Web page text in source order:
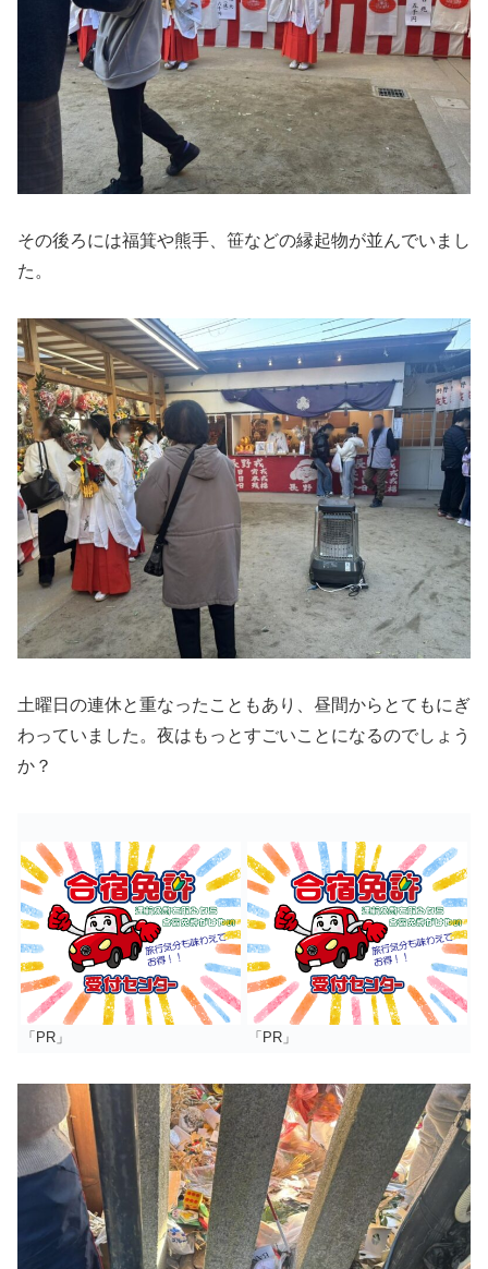
その後ろには福箕や熊手、笹などの縁起物が並んでいまし
た。
土曜日の連休と重なったこともあり、昼間からとてもにぎ
わっていました。夜はもっとすごいことになるのでしょう
か？
「PR」 「PR」